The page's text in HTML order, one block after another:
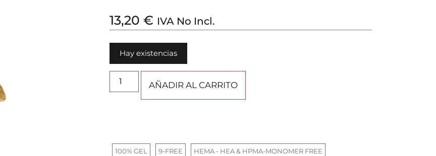
13,20 € IVA No Incl.
Hay existencias
AÑADIR AL CARRITO
100% GEL 9-FREE HEMA - HEA & HPMA-MONOMER FREE